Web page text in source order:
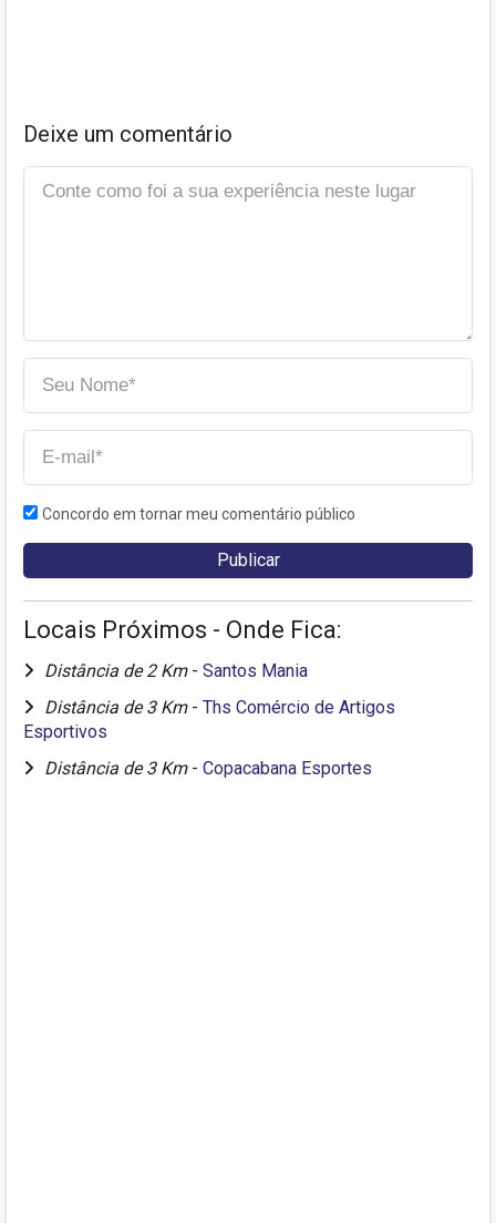
Deixe um comentário
Concordo em tornar meu comentário público
Locais Próximos - Onde Fica:
Distância de 2 Km - Santos Mania
Distância de 3 Km - Ths Comércio de Artigos
Esportivos
Distância de 3 Km - Copacabana Esportes